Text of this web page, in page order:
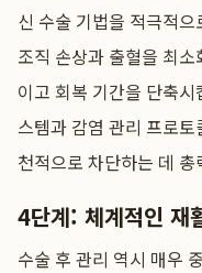
신 수술 기법을 적극적
조직 손상과 출혈을 최
이고 회복 기간을 단축
스템과 감염 관리 프로
천적으로 차단하는 데
4단계: 체계적인 재
수술 후 관리 역시 매우